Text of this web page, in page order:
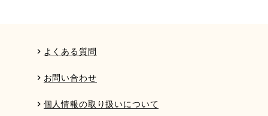
chevron_right よくある質問
chevron_right お問い合わせ
chevron_right 個人情報の取り扱いについて